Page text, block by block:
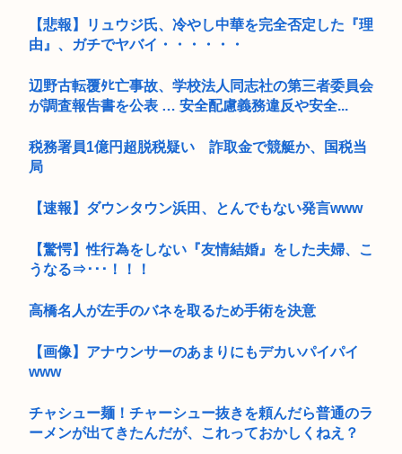
【悲報】リュウジ氏、冷やし中華を完全否定した『理
由』、ガチでヤバイ・・・・・・
辺野古転覆ﾀﾋ亡事故、学校法人同志社の第三者委員会
が調査報告書を公表 … 安全配慮義務違反や安全...
税務署員1億円超脱税疑い 詐取金で競艇か、国税当
局
【速報】ダウンタウン浜田、とんでもない発言www
【驚愕】性行為をしない『友情結婚』をした夫婦、こ
うなる⇒･･･！！！
高橋名人が左手のバネを取るため手術を決意
【画像】アナウンサーのあまりにもデカいパイパイ
www
チャシュー麺！チャーシュー抜きを頼んだら普通のラ
ーメンが出てきたんだが、これっておかしくねえ？